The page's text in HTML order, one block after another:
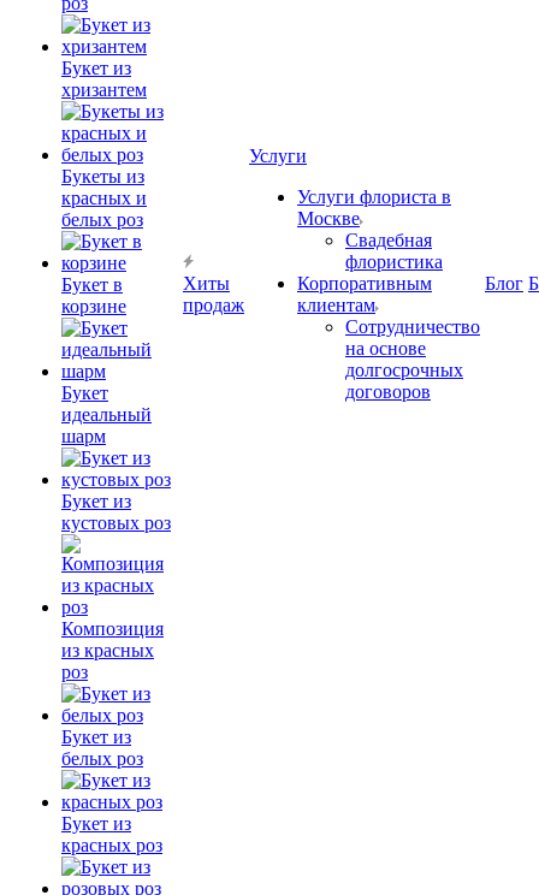
Букет из
хризантем
Букеты из
красных и
белых роз
Букет в
корзине
Букет
идеальный
шарм
Букет из
кустовых роз
Композиция
из красных
роз
Букет из
белых роз
Букет из
красных роз
Хиты
продаж
Услуги
Услуги флориста в
Москве
Свадебная
флористика
Корпоративным
клиентам
Сотрудничество
на основе
долгосрочных
договоров
Блог